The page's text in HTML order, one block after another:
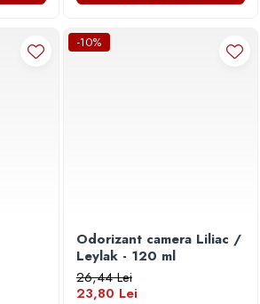
-10%
Odorizant camera Liliac /
Leylak - 120 ml
26,44 Lei
23,80 Lei